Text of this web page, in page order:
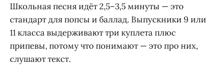
Школьная песня идёт 2,5–3,5 минуты — это
стандарт для попсы и баллад. Выпускники 9 или
11 класса выдерживают три куплета плюс
припевы, потому что понимают — это про них,
слушают текст.